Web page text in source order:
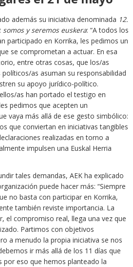
además su iniciativa denominada 12.
: somos y seremos euskera: “A todos los
participado en Korrika, les pedimos un
se comprometan a actuar. En esa
entre otras cosas, que los/as
as asuman su responsabilidad
su apoyo jurídico-político.
as han portado el testigo en
pedimos que acepten un
vaya más allá de ese gesto simbólico:
que conviertan en iniciativas tangibles
realizadas en torno a
impulsen una Euskal Herria
tales demandas, AEK ha explicado
puede hacer más: “Siempre
no basta con participar en Korrika,
también reviste importancia. La
el compromiso real, llega una vez que
Partimos con objetivos
a menudo la propia iniciativa se nos
ir más allá de los 11 días que
por eso que hemos planteado la